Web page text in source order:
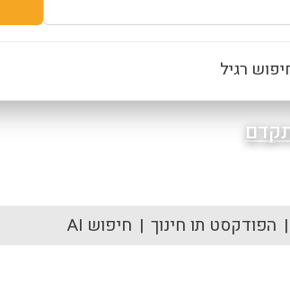
רגיל
הפודקסט תו חינוך חיפוש AI